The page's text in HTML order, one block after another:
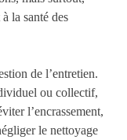
la santé des
de l’entretien.
ou collectif,
l’encrassement,
le nettoyage